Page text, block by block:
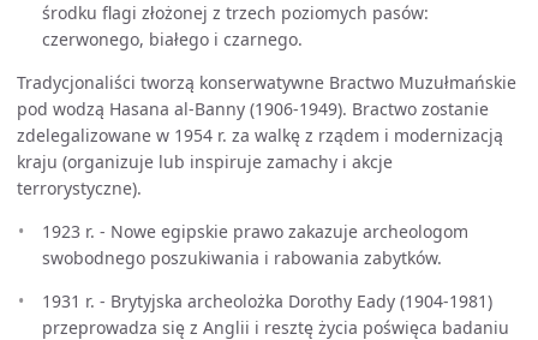
środku flagi złożonej z trzech poziomych pasów:
czerwonego, białego i czarnego.
Tradycjonaliści tworzą konserwatywne Bractwo Muzułmańskie
pod wodzą Hasana al-Banny (1906-1949). Bractwo zostanie
zdelegalizowane w 1954 r. za walkę z rządem i modernizacją
kraju (organizuje lub inspiruje zamachy i akcje
terrorystyczne).
1923 r. - Nowe egipskie prawo zakazuje archeologom
swobodnego poszukiwania i rabowania zabytków.
1931 r. - Brytyjska archeolożka Dorothy Eady (1904-1981)
przeprowadza się z Anglii i resztę życia poświęca badaniu